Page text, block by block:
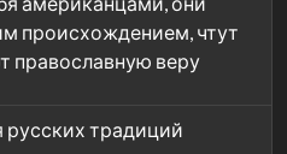
происхождением, чтут
православную веру
русских традиций